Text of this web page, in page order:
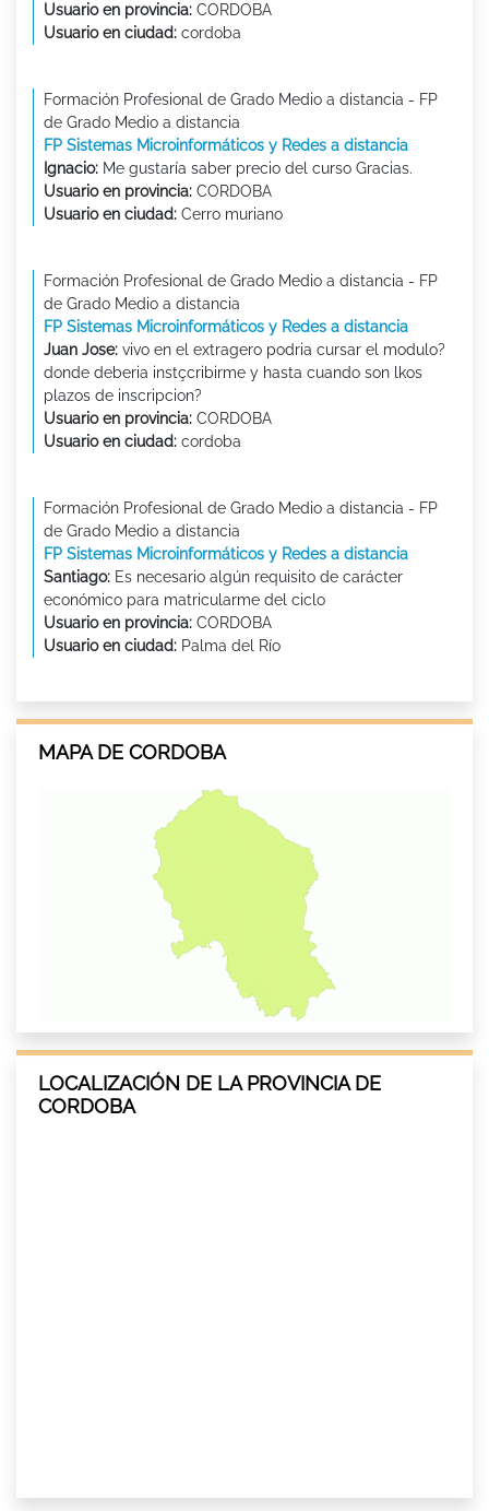
Usuario en provincia: CORDOBA
Usuario en ciudad: cordoba
Formación Profesional de Grado Medio a distancia - FP
de Grado Medio a distancia
FP Sistemas Microinformáticos y Redes a distancia
Ignacio: Me gustaría saber precio del curso Gracias.
Usuario en provincia: CORDOBA
Usuario en ciudad: Cerro muriano
Formación Profesional de Grado Medio a distancia - FP
de Grado Medio a distancia
FP Sistemas Microinformáticos y Redes a distancia
Juan Jose: vivo en el extragero podria cursar el modulo?
donde deberia instçcribirme y hasta cuando son lkos
plazos de inscripcion?
Usuario en provincia: CORDOBA
Usuario en ciudad: cordoba
Formación Profesional de Grado Medio a distancia - FP
de Grado Medio a distancia
FP Sistemas Microinformáticos y Redes a distancia
Santiago: Es necesario algún requisito de carácter
económico para matricularme del ciclo
Usuario en provincia: CORDOBA
Usuario en ciudad: Palma del Río
MAPA DE CORDOBA
LOCALIZACIÓN DE LA PROVINCIA DE
CORDOBA